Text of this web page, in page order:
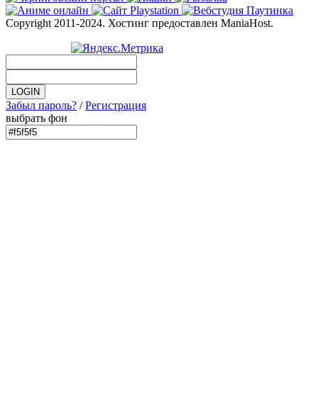
Copyright 2011-2024. Хостинг предоставлен ManiaHost.
Забыл пароль? /Регистрация
выбрать фон